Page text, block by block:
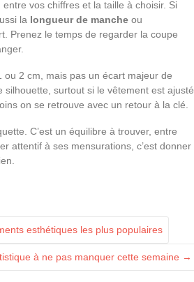
vos chiffres et la taille à choisir. Si
la longueur de manche ou
Prenez le temps de regarder la coupe
ou 2 cm, mais pas un écart majeur de
surtout si le vêtement est ajusté
on se retrouve avec un retour à la clé.
C’est un équilibre à trouver, entre
attentif à ses mensurations, c’est donner
esthétiques les plus populaires
à ne pas manquer cette semaine →